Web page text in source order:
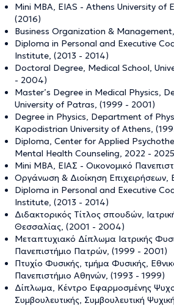
Mini MBA, EIAS - Athens University of
(2016)
Business Organization &
Diploma in Personal and Executive
Institute, (2013 - 2014)
Doctoral Degree, Medical School,
- 2004)
Master’s Degree in Medical Physics,
University of Patras, (1999 - 2001)
Degree in Physics, Department of
Kapodistrian University of Athens,
Diploma, Center for Applied
Mental Health Counseling, 2022 - 2025
Mini MBA, ΕΙΑΣ - Οικονομικό
Οργάνωση & Διοίκηση Επιχειρήσεων,
Diploma in Personal and Executive
Institute, (2013 - 2014)
Διδακτορικός Τίτλος σπουδών,
Θεσσαλίας, (2001 - 2004)
Μεταπτυχιακό Δίπλωμα Ιατρικής
Πανεπιστήμιο Πατρών, (1999 - 2001)
Πτυχίο Φυσικής, τμήμα Φυσικής,
Πανεπιστήμιο Αθηνών, (1993 - 1999)
Δίπλωμα, Κέντρο Εφαρμοσμένης
Συμβουλευτικής, Συμβουλευτική